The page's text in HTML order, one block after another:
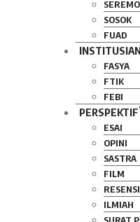
SOSOK
FUAD
FASYA
FTIK
FEBI
PERSPEKTIF
ESAI
OPINI
SASTRA
FILM
RESENSI
ILMIAH